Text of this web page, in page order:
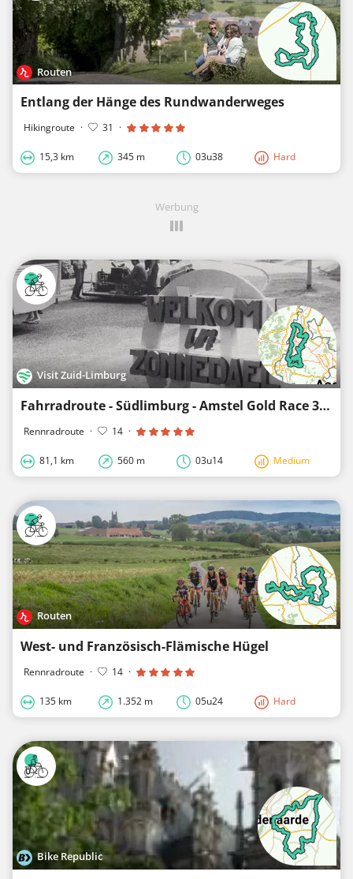
Routen
Entlang der Hänge des Rundwanderweges
Hikingroute · 31 ·
15,3 km 345 m 03u38 Hard
Werbung
Visit Zuid-Limburg
Fahrradroute - Südlimburg - Amstel Gold Race 365 - Schleife 1
Rennradroute · 14 ·
81,1 km 560 m 03u14 Medium
Routen
West- und Französisch-Flämische Hügel
Rennradroute · 14 ·
135 km 1.352 m 05u24 Hard
Bike Republic